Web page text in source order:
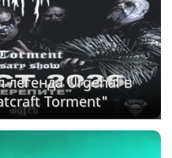
Urgehal в
Torment"